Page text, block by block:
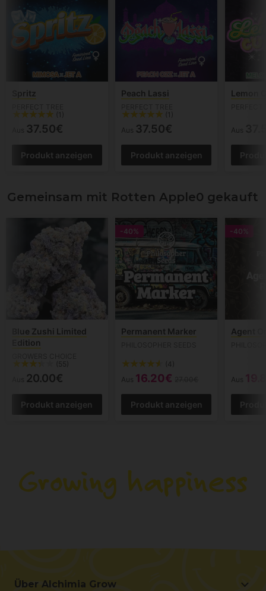
Spritz
(1)
37.50€
Produkt anzeigen
Peach Lassi
(1)
Aus 37.50€
Produkt anzeigen
Lemon
Aus
Gemeinsam mit Rotten Apple0 gekauft
Blue Zushi Limited
Edition
(55)
20.00€
Produkt anzeigen
-40%
Permanent Marker
(4)
Aus 16.20€
Produkt anzeigen
-40%
Agent
Aus
Über Alchimia Grow